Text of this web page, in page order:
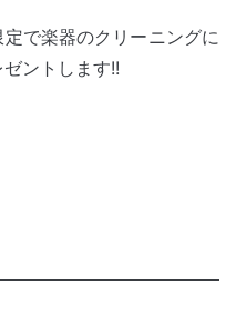
で楽器のクリーニングに
ントします!!